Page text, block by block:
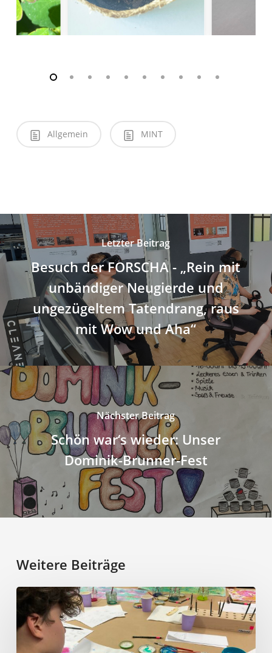
Allgemein MINT
Letzter Beitrag
Besuch der FORSCHA - „Rein mit
unbändiger Neugierde und
ungezügeltem Tatendrang, raus
mit Wow und Aha“
Nächster Beitrag
Schön war‘s wieder: Unser
Dominik-Brunner-Fest
Weitere Beiträge
Art
Night
2026